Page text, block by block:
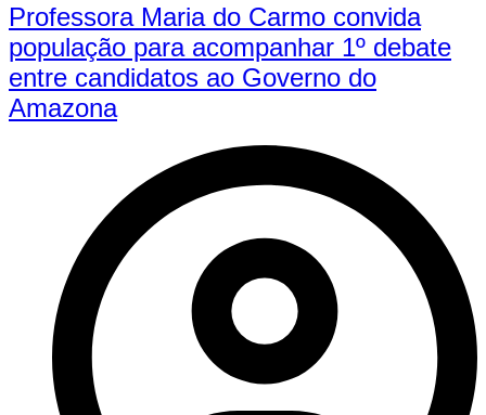
Professora Maria do Carmo convida
população para acompanhar 1º debate
entre candidatos ao Governo do
Amazona